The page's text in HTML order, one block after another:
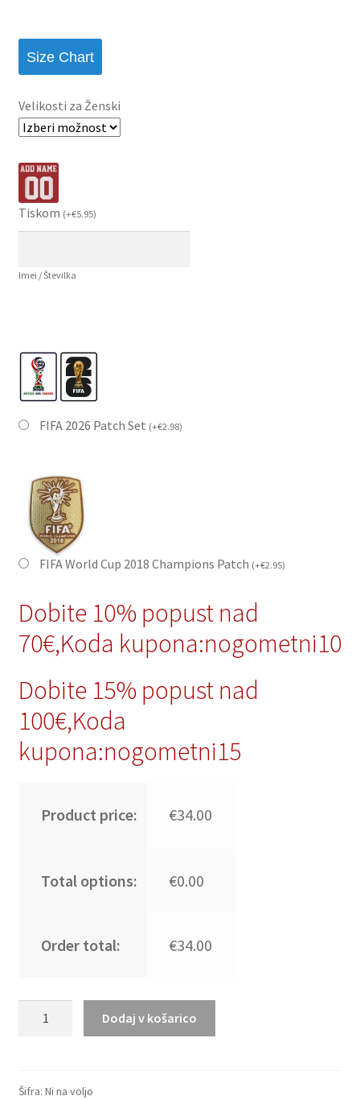
Size Chart
Velikosti za Ženski
Tiskom (+€5.95)
Imei / Številka
FIFA 2026 Patch Set (+€2.98)
FIFA World Cup 2018 Champions Patch (+€2.95)
Dobite 10% popust nad
70€,Koda kupona:nogometni10
Dobite 15% popust nad
100€,Koda
kupona:nogometni15
Product price: €34.00
Total options: €0.00
Order total: €34.00
SP
Dodaj v košarico
Šifra: Ni na voljo